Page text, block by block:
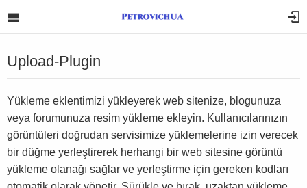
Upload-Plugin
Yükleme eklentimizi yükleyerek web sitenize, blogunuza
veya forumunuza resim yükleme ekleyin. Kullanıcılarınızın
görüntüleri doğrudan servisimize yüklemelerine izin verecek
bir düğme yerleştirerek herhangi bir web sitesine görüntü
yükleme olanağı sağlar ve yerleştirme için gereken kodları